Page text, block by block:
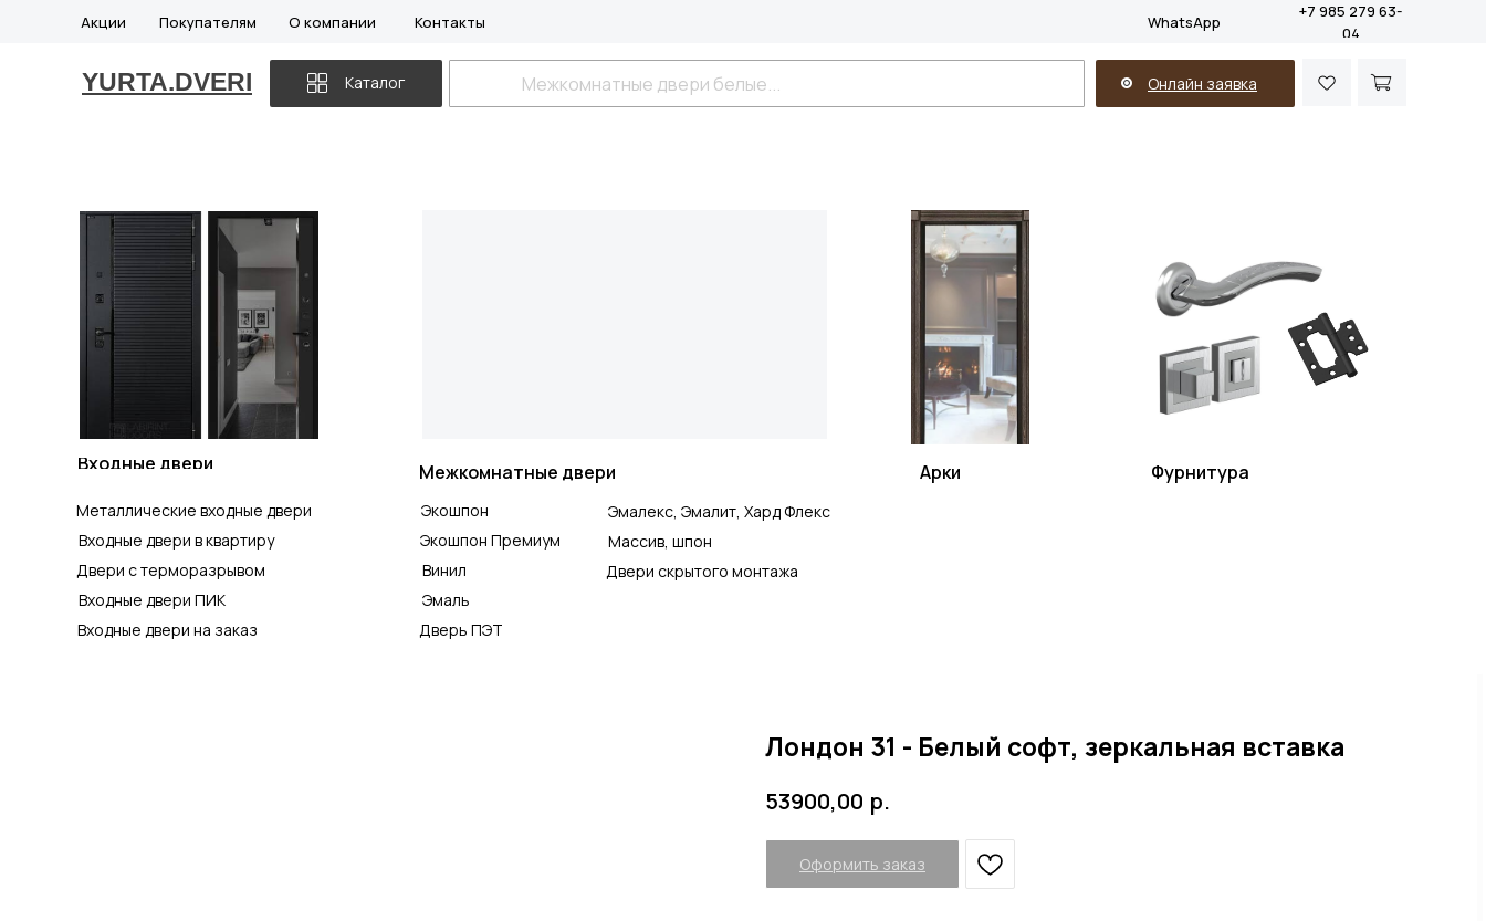
Акции Покупателям О компании Контакты WhatsApp
+7 985 279 63-
04
YURTA.DVERI Каталог Онлайн заявка
Входные двери на заказ
Входные двери ПИК
Двери с терморазрывом
Входные двери в квартиру
Дверь ПЭТ
Эмаль
Винил
Экошпон Премиум
Двери скрытого монтажа
Массив, шпон
Эмалекс, Эмалит, Хард Флекс
Экошпон
Металлические входные двери
Фурнитура
Арки
Межкомнатные двери
Входные двери
Лондон 31 - Белый софт, зеркальная вставка
53900,00 р.
Оформить заказ